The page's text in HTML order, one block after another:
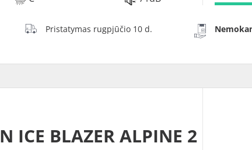
Pristatymas rugpjūčio 10 d.
ICE BLAZER ALPINE 2